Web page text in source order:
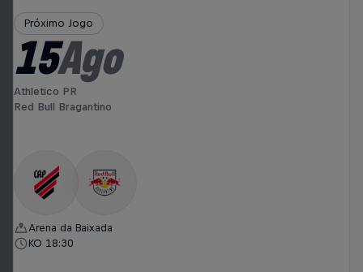
Próximo Jogo
15Ago
Athletico PR
Red Bull Bragantino
Arena da Baixada
KO 18:30